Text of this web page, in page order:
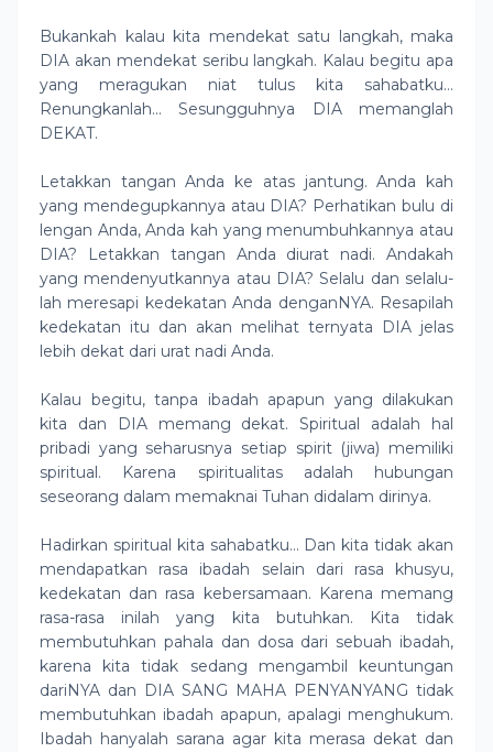
Bukankah kalau kita mendekat satu langkah, maka
DIA akan mendekat seribu langkah. Kalau begitu apa
yang meragukan niat tulus kita sahabatku…
Renungkanlah… Sesungguhnya DIA memanglah
DEKAT.
Letakkan tangan Anda ke atas jantung. Anda kah
yang mendegupkannya atau DIA? Perhatikan bulu di
lengan Anda, Anda kah yang menumbuhkannya atau
DIA? Letakkan tangan Anda diurat nadi. Andakah
yang mendenyutkannya atau DIA? Selalu dan selalu-
lah meresapi kedekatan Anda denganNYA. Resapilah
kedekatan itu dan akan melihat ternyata DIA jelas
lebih dekat dari urat nadi Anda.
Kalau begitu, tanpa ibadah apapun yang dilakukan
kita dan DIA memang dekat. Spiritual adalah hal
pribadi yang seharusnya setiap spirit (jiwa) memiliki
spiritual. Karena spiritualitas adalah hubungan
seseorang dalam memaknai Tuhan didalam dirinya.
Hadirkan spiritual kita sahabatku… Dan kita tidak akan
mendapatkan rasa ibadah selain dari rasa khusyu,
kedekatan dan rasa kebersamaan. Karena memang
rasa-rasa inilah yang kita butuhkan. Kita tidak
membutuhkan pahala dan dosa dari sebuah ibadah,
karena kita tidak sedang mengambil keuntungan
dariNYA dan DIA SANG MAHA PENYANYANG tidak
membutuhkan ibadah apapun, apalagi menghukum.
Ibadah hanyalah sarana agar kita merasa dekat dan